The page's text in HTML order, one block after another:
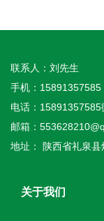
联系人：刘先生
手机：15891357585
电话：15891357585
邮箱：
地址： 陕西省礼泉
关于我们